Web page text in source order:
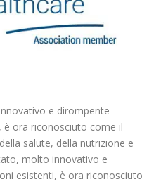
e dirompente
è ora riconosciuto come il
salute, della nutrizione e
molto innovativo e
esistenti, è ora riconosciuto